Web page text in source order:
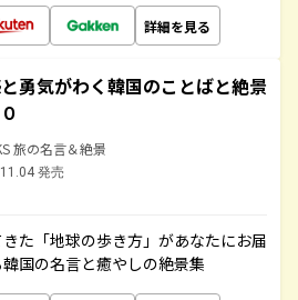
詳細を見る
勇気がわく韓国のことばと絶景
旅の名言＆絶景
発売
た「地球の歩き方」があなたにお届
国の名言と癒やしの絶景集